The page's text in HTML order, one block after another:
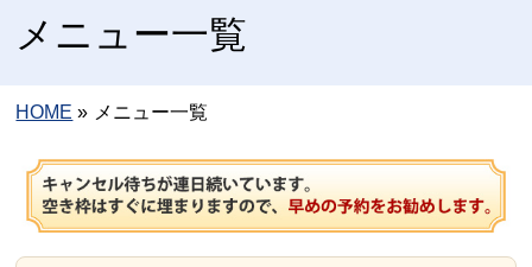
メニュー一覧
HOME » メニュー一覧